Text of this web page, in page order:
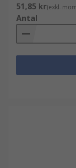
51,85 kr(exkl.
Antal